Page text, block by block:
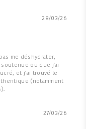
28/03/26
me déshydrater,
ou que j'ai
et j'ai trouvé le
(notamment
27/03/26